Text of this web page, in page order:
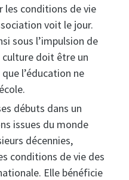
les conditions de vie
voit le jour.
sous l’impulsion de
doit être un
l’éducation ne
débuts dans un
issues du monde
décennies,
conditions de vie des
Elle bénéficie